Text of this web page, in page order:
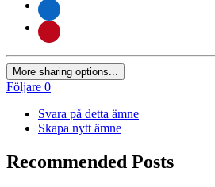
More sharing options...
Följare 0
Svara på detta ämne
Skapa nytt ämne
Recommended Posts